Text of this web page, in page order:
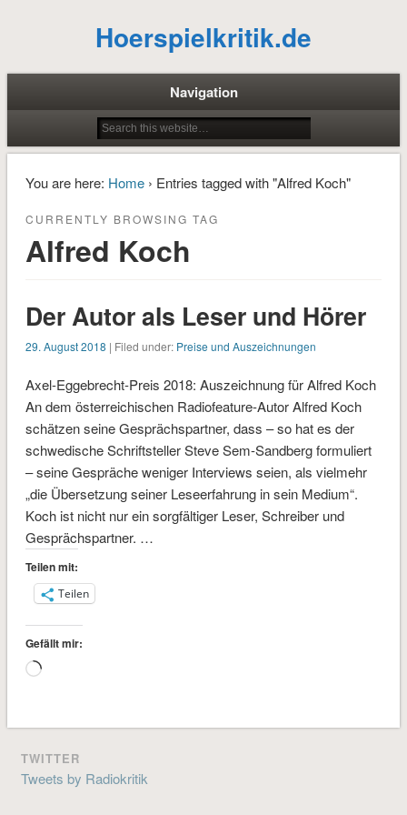
Hoerspielkritik.de
Navigation
You are here: Home› Entries tagged with "Alfred Koch"
CURRENTLY BROWSING TAG
Alfred Koch
Der Autor als Leser und Hörer
29. August 2018 | Filed under: Preise und Auszeichnungen
Axel-Eggebrecht-Preis 2018: Auszeichnung für Alfred Koch
An dem österreichischen Radiofeature-Autor Alfred Koch
schätzen seine Gesprächspartner, dass – so hat es der
schwedische Schriftsteller Steve Sem-Sandberg formuliert
– seine Gespräche weniger Interviews seien, als vielmehr
„die Übersetzung seiner Leseerfahrung in sein Medium“.
Koch ist nicht nur ein sorgfältiger Leser, Schreiber und
Gesprächspartner. …
Teilen mit:
Teilen
Gefällt mir:
Wird
TWITTER
Tweets by Radiokritik